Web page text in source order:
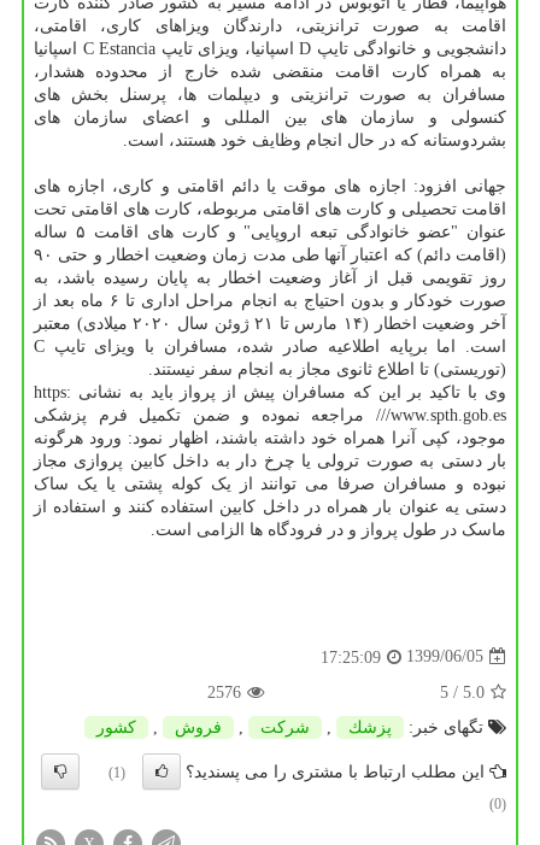
اقامت به صورت ترانزیتی، دارندگان ویزاهای کاری، اقامتی،
دانشجویی و خانوادگی تایپ D اسپانیا، ویزای تایپ C Estancia اسپانیا
به همراه کارت اقامت منقضی شده خارج از محدوده هشدار،
مسافران به صورت ترانزیتی و دیپلمات ها، پرسنل بخش های
کنسولی و سازمان های بین المللی و اعضای سازمان های
بشردوستانه که در حال انجام وظایف خود هستند، است.
جهانی افزود: اجازه های موقت یا دائم اقامتی و کاری، اجازه های
اقامت تحصیلی و کارت های اقامتی مربوطه، کارت های اقامتی تحت
عنوان "عضو خانوادگی تبعه اروپایی" و کارت های اقامت ۵ ساله
(اقامت دائم) که اعتبار آنها طی مدت زمان وضعیت اخطار و حتی ۹۰
روز تقویمی قبل از آغاز وضعیت اخطار به پایان رسیده باشد، به
صورت خودکار و بدون احتیاج به انجام مراحل اداری تا ۶ ماه بعد از
آخر وضعیت اخطار (۱۴ مارس تا ۲۱ ژوئن سال ۲۰۲۰ میلادی) معتبر
است. اما برپایه اطلاعیه صادر شده، مسافران با ویزای تایپ C
(توریستی) تا اطلاع ثانوی مجاز به انجام سفر نیستند.
وی با تاکید بر این که مسافران پیش از پرواز باید به نشانی https:
//www.spth.gob.es/ مراجعه نموده و ضمن تکمیل فرم پزشکی
موجود، کپی آنرا همراه خود داشته باشند، اظهار نمود: ورود هرگونه
بار دستی به صورت ترولی یا چرخ دار به داخل کابین پروازی مجاز
نبوده و مسافران صرفا می توانند از یک کوله پشتی یا یک ساک
دستی یه عنوان بار همراه در داخل کابین استفاده کنند و استفاده از
ماسک در طول پرواز و در فرودگاه ها الزامی است.
1399/06/05
17:25:09
5.0
/ 5
2576
تگهای خبر:
پزشك , شركت , فروش , كشور
این مطلب ارتباط با مشتری را می پسندید؟
(1)
(0)